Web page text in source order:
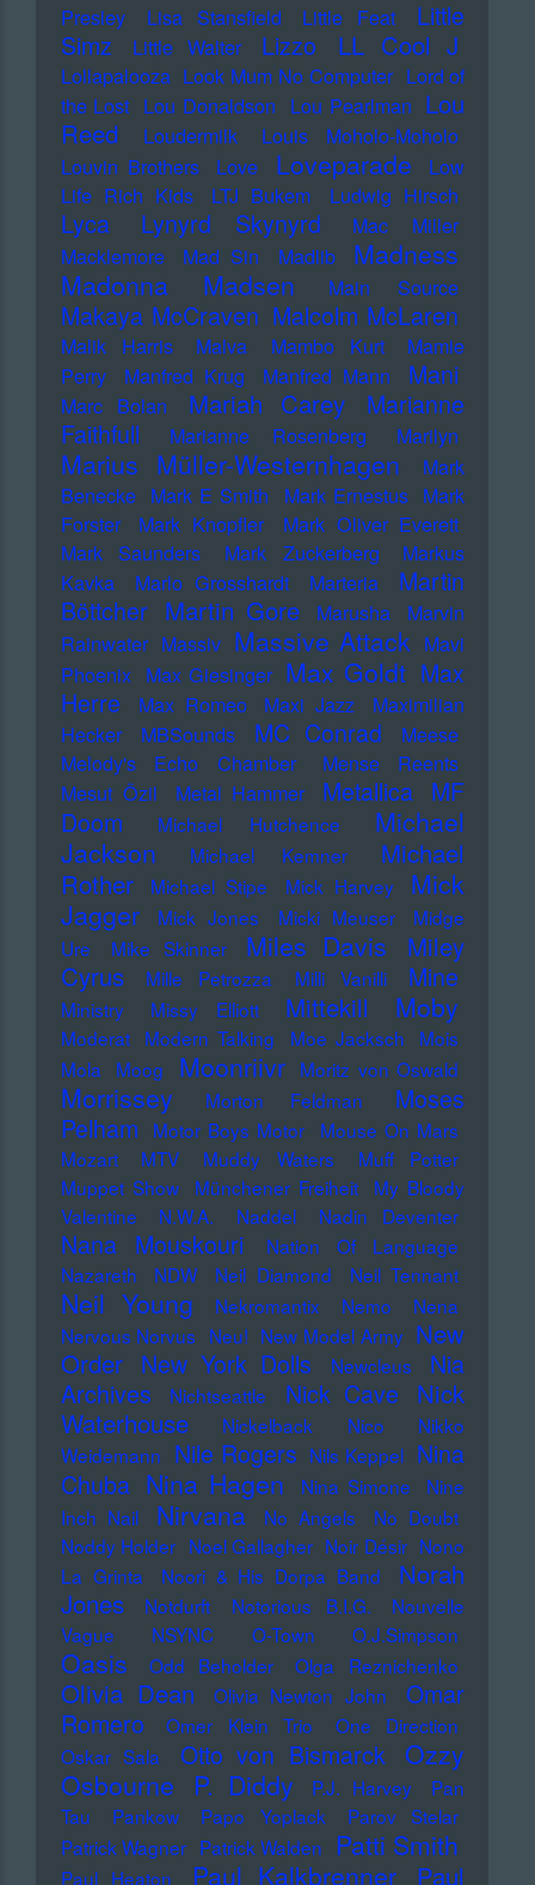
Presley
Lisa Stansfield Little Feat
Little
Simz
Little Walter Lizzo LL Cool J
Lollapalooza Look Mum No Computer Lord of
the Lost Lou Donaldson Lou Pearlman Lou
Reed
Loudermilk
Louis Moholo-Moholo
Louvin Brothers
Love Loveparade
Low
Life Rich Kids
LTJ Bukem Ludwig Hirsch
Lyca Lynyrd Skynyrd
Mac Miller
Macklemore
Mad Sin Madlib
Madness
Madonna
Madsen Main Source
Makaya McCraven Malcolm McLaren
Malik Harris Malva Mambo Kurt
Mamie
Perry
Manfred Krug Manfred Mann Mani
Marc Bolan Mariah Carey
Marianne
Faithfull
Marianne Rosenberg Marilyn
Marius Müller-Westernhagen
Mark
Benecke Mark E Smith Mark Ernestus Mark
Forster
Mark Knopfler
Mark Oliver Everett
Mark Saunders
Mark Zuckerberg
Markus
Kavka
Marlo Grosshardt Marteria
Martin
Böttcher Martin Gore Marusha
Marvin
Rainwater Massiv Massive Attack Mavi
Phoenix Max Giesinger Max Goldt Max
Herre
Max Romeo Maxi Jazz
Maximilian
Hecker
MBSounds MC Conrad
Meese
Melody's Echo Chamber
Mense Reents
Mesut Özil
Metal Hammer Metallica MF
Doom
Michael Hutchence
Michael
Jackson
Michael Kemner
Michael
Rother
Michael Stipe Mick Harvey
Mick
Jagger
Mick Jones Micki Meuser
Midge
Ure
Mike Skinner Miles Davis
Miley
Cyrus
Mille Petrozza Milli Vanilli Mine
Ministry Missy Elliott Mittekill Moby
Moderat Modern Talking Moe Jacksch
Mois
Mola
Moog Moonriivr Moritz von Oswald
Morrissey Morton Feldman
Moses
Pelham
Motor Boys Motor
Mouse On Mars
Mozart
MTV Muddy Waters
Muff Potter
Muppet Show
Münchener Freiheit
My Bloody
Valentine
N.W.A. Naddel Nadin Deventer
Nana Mouskouri
Nation Of Language
Nazareth
NDW Neil Diamond Neil Tennant
Neil Young Nekromantix Nemo
Nena
Nervous Norvus Neu! New Model Army New
Order New York Dolls Newcleus
Nia
Archives
Nichtseattle Nick Cave
Nick
Waterhouse
Nickelback Nico
Nikko
Weidemann Nile Rogers Nils Keppel Nina
Chuba Nina Hagen Nina Simone
Nine
Inch Nail
Nirvana No Angels
No Doubt
Noddy Holder Noel Gallagher Noir Désir Nono
La Grinta
Noori & His Dorpa Band
Norah
Jones
Notdurft Notorious B.I.G.
Nouvelle
Vague
NSYNC O-Town O.J.Simpson
Oasis Odd Beholder Olga Reznichenko
Olivia Dean Olivia Newton John
Omar
Romero
Omer Klein Trio
One Direction
Oskar Sala
Otto von Bismarck Ozzy
Osbourne
P. Diddy P.J. Harvey
Pan
Tau
Pankow Papo Yoplack
Parov Stelar
Patrick Wagner Patrick Walden Patti Smith
Paul Heaton Paul Kalkbrenner Paul